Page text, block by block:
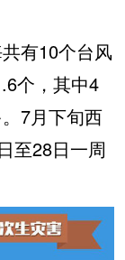
有10个台风
个，其中4
7月下旬西
至28日一周